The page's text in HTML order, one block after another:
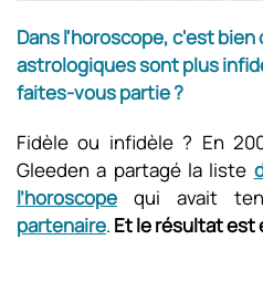
Dans l'horoscope, c'est
astrologiques sont plus
faites-vous partie ?
Fidèle ou infidèle ? En
Gleeden a partagé la liste
l’horoscope qui avait
partenaire. Et le résultat est